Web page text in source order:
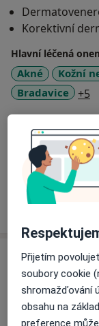
Korektivní
Hlavní léčená
Akné Kožní
Bradavice
+5
Dospělí
Děti
Služby a ceník
Běžný termín
Detaily
Přijetím
soubory cookie
shromažďování
obsahu na
preference